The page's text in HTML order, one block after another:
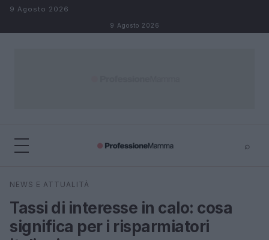
Salta al contenuto
9 Agosto 2026
9 Agosto 2026
⌕
Cerca
NEWS E ATTUALITÀ
Tassi di interesse in calo: cosa
significa per i risparmiatori